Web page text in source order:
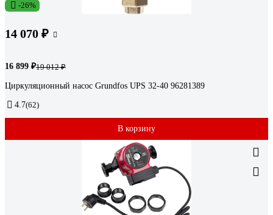
-26%
14 070 ₽
16 899 ₽19 012 ₽
Циркуляционный насос Grundfos UPS 32-40 96281389
4.7(62)
В корзину